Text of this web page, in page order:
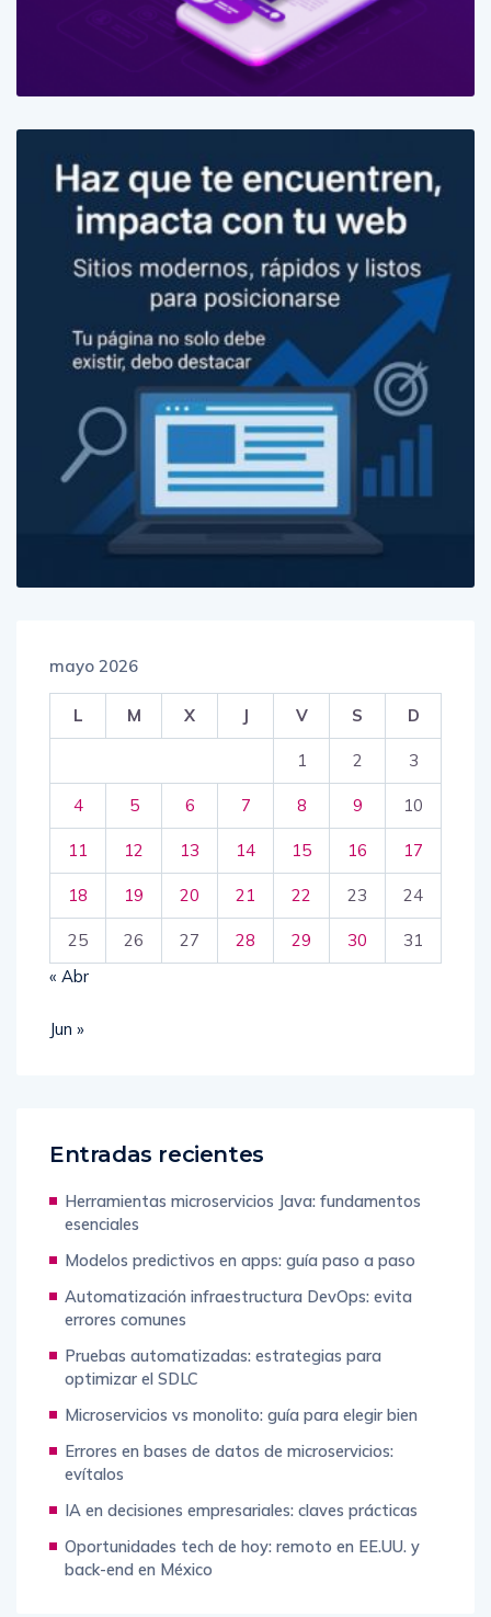
L M X J V S D
1 2 3
4 5 6 7 8 9 10
11 12 13 14 15 16 17
18 19 20 21 22 23 24
25 26 27 28 29 30
31
esenciales
Automatización infraestructura DevOps: evita
errores comunes
optimizar el SDLC
Microservicios vs monolito: guía para elegir bien
Errores en bases de datos de microservicios:
evítalos
Oportunidades tech de hoy: remoto en EE.UU. y
back-end en México